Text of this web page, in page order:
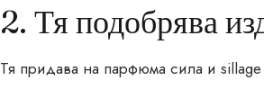
2. Тя подобрява
Тя придава на парфюма сила и sillage